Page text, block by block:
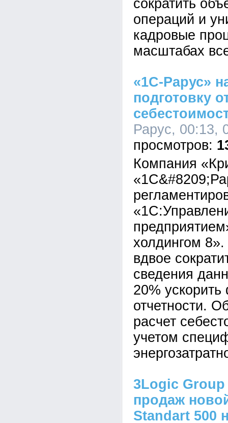
сократить
операций и
кадровые
масштабах
«1С-Рарус»
подготовку
Рарус, 00:13,
Компания
холдингом
вдвое
сведения
20%
отчетности.
расчет
учетом
3Logic Group
продаж
Standart 500